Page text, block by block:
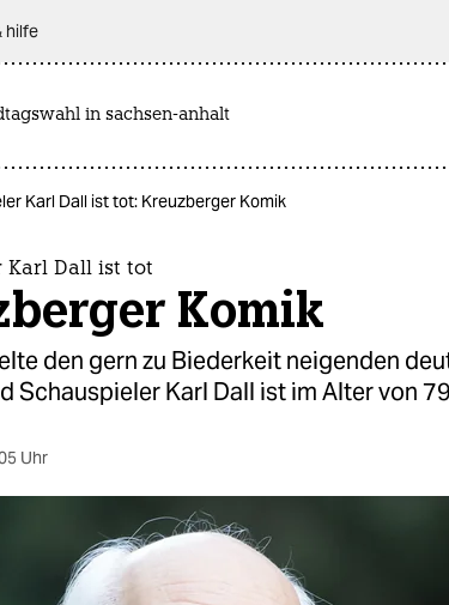
hilfe
in sachsen-anhalt
Karl Dall ist tot: Kreuzberger Komik
Karl Dall ist tot
Komik
den gern zu Biederkeit neigenden
Schauspieler Karl Dall ist im Alter von
Uhr